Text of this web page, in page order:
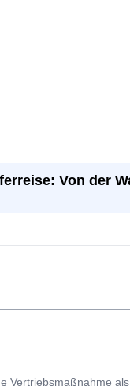
Von der
Vertriebsmaßnahme